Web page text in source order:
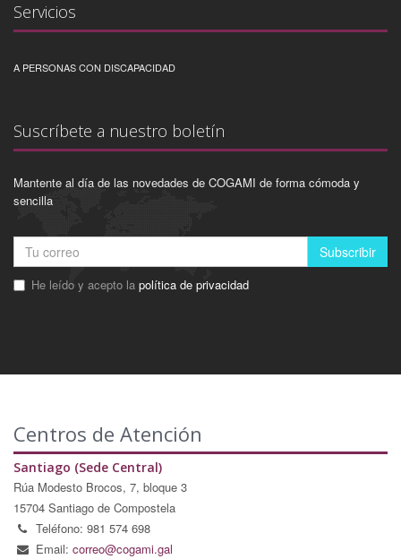
Servicios
A PERSONAS CON DISCAPACIDAD
Suscríbete a nuestro boletín
Mantente al día de las novedades de COGAMI de forma cómoda y
sencilla
Subscribir
He leído y acepto la política de privacidad
Centros de Atención
Santiago (Sede Central)
Rúa Modesto Brocos, 7, bloque 3
15704 Santiago de Compostela
Teléfono: 981 574 698
Email: correo@cogami.gal